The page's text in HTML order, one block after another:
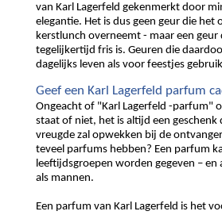
van Karl Lagerfeld gekenmerkt door
elegantie. Het is dus geen geur die
kerstlunch overneemt - maar een geur
tegelijkertijd fris is. Geuren die
dagelijks leven als voor feestjes
Geef een Karl Lagerfeld parfum
Ongeacht of "Karl Lagerfeld -parfum"
staat of niet, het is altijd een geschenk
vreugde zal opwekken bij de
teveel parfums hebben? Een parfum
leeftijdsgroepen worden gegeven –
als mannen.
Een parfum van Karl Lagerfeld is het